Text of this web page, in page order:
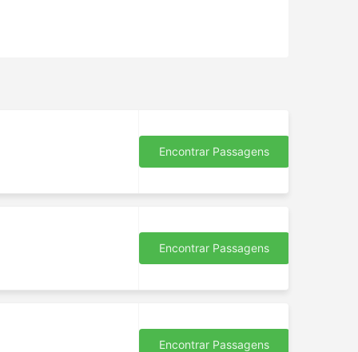
Encontrar Passagens
Encontrar Passagens
Encontrar Passagens